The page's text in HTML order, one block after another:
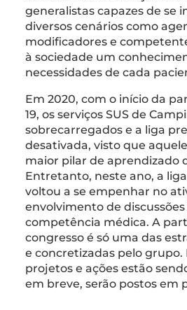
generalistas capazes de se
diversos cenários como
modificadores e
à sociedade um
necessidades de cada
Em 2020, com o início da
19, os serviços SUS de
sobrecarregados e a liga
desativada, visto que
maior pilar de aprendizado
Entretanto, neste ano, a
voltou a se empenhar no
envolvimento de
competência médica. A
congresso é só uma das
e concretizadas pelo
projetos e ações estão
em breve, serão postos em